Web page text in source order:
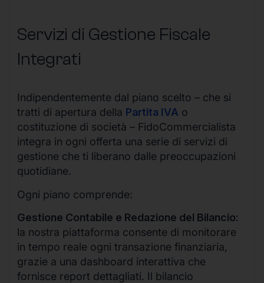
Servizi di Gestione Fiscale
Integrati
Indipendentemente dal piano scelto – che si
tratti di apertura della Partita IVA o
costituzione di società – FidoCommercialista
integra in ogni offerta una serie di servizi di
gestione che ti liberano dalle preoccupazioni
quotidiane.
Ogni piano comprende:
Gestione Contabile e Redazione del Bilancio:
la nostra piattaforma consente di monitorare
in tempo reale ogni transazione finanziaria,
grazie a una dashboard interattiva che
fornisce report dettagliati. Il bilancio